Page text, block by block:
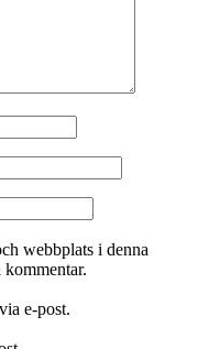
webbplats i denna
e-post.